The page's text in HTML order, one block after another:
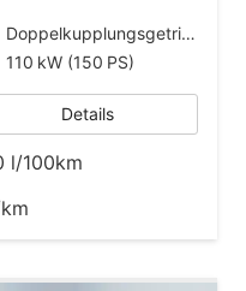
Doppelkupplungsgetriebe (DSG)
110 kW (150 PS)
Details
l/100km